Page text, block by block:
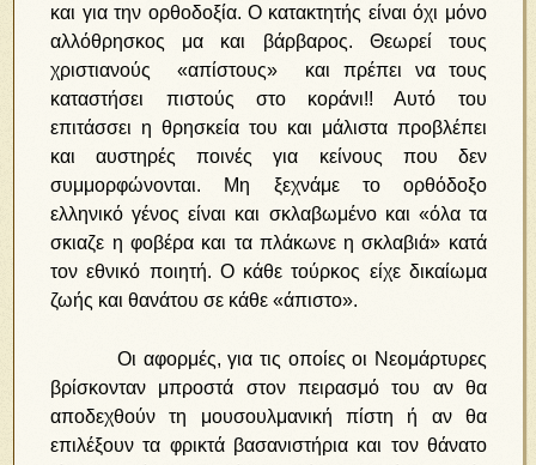
και για την ορθοδοξία. Ο κατακτητής είναι όχι μόνο
αλλόθρησκος μα και βάρβαρος. Θεωρεί τους
χριστιανούς «απίστους» και πρέπει να τους
καταστήσει πιστούς στο κοράνι!! Αυτό του
επιτάσσει η θρησκεία του και μάλιστα προβλέπει
και αυστηρές ποινές για κείνους που δεν
συμμορφώνονται. Μη ξεχνάμε το ορθόδοξο
ελληνικό γένος είναι και σκλαβωμένο και «όλα τα
σκιαζε η φοβέρα και τα πλάκωνε η σκλαβιά» κατά
τον εθνικό ποιητή. Ο κάθε τούρκος είχε δικαίωμα
ζωής και θανάτου σε κάθε «άπιστο».
Οι αφορμές, για τις οποίες οι Νεομάρτυρες
βρίσκονταν μπροστά στον πειρασμό του αν θα
αποδεχθούν τη μουσουλμανική πίστη ή αν θα
επιλέξουν τα φρικτά βασανιστήρια και τον θάνατο